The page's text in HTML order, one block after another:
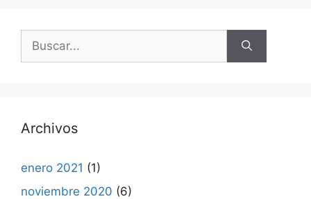
Buscar:
Archivos
enero 2021 (1)
noviembre 2020 (6)